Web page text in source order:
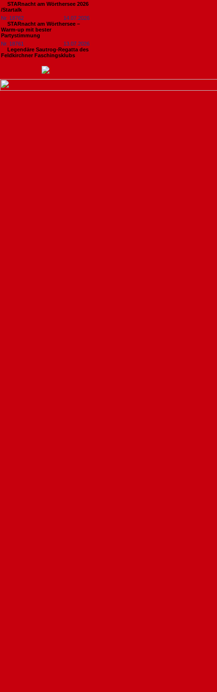
STARnacht am Wörthersee 2026
/Startalk
Nr. 18762
14.07.2026
STARnacht am Wörthersee –
Warm-up mit bester
Partystimmung
Nr. 18761
13.07.2026
Legendäre Sautrog-Regatta des
Feldkirchner Faschingsklubs